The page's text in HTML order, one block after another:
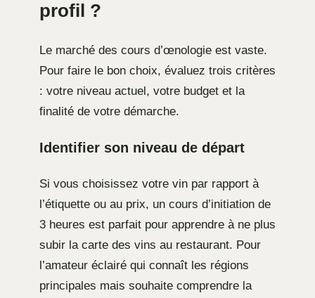
profil ?
Le marché des cours d’œnologie est vaste.
Pour faire le bon choix, évaluez trois critères
: votre niveau actuel, votre budget et la
finalité de votre démarche.
Identifier son niveau de départ
Si vous choisissez votre vin par rapport à
l’étiquette ou au prix, un cours d’initiation de
3 heures est parfait pour apprendre à ne plus
subir la carte des vins au restaurant. Pour
l’amateur éclairé qui connaît les régions
principales mais souhaite comprendre la